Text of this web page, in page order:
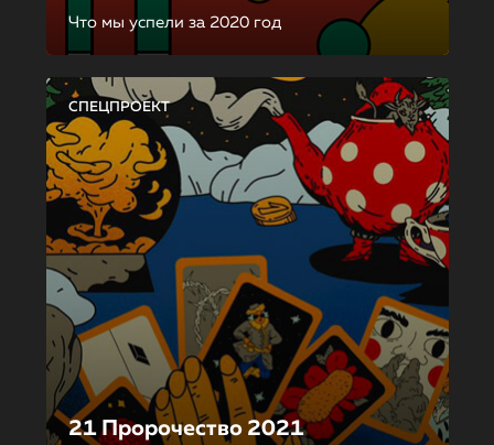
Что мы успели за 2020 год
СПЕЦПРОЕКТ
21 Пророчество 2021